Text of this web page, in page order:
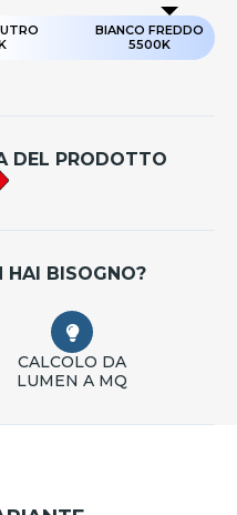
BIANCO FREDDO
5500K
DEL PRODOTTO
HAI BISOGNO?
CALCOLO DA
LUMEN A MQ